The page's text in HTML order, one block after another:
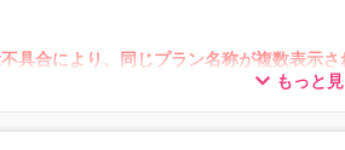
具合により、同じプラン名称が複数表示さ
操作途中でエラーが発生する可能性がござい
もっと